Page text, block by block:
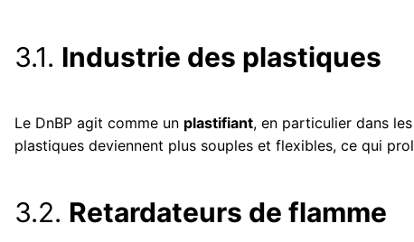
3.1. Industrie des plastiques
Le DnBP agit comme un plastifiant, en particulier dans
plastiques deviennent plus souples et flexibles, ce qui
3.2. Retardateurs de flamme